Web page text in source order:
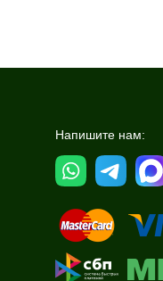
Напишите нам: